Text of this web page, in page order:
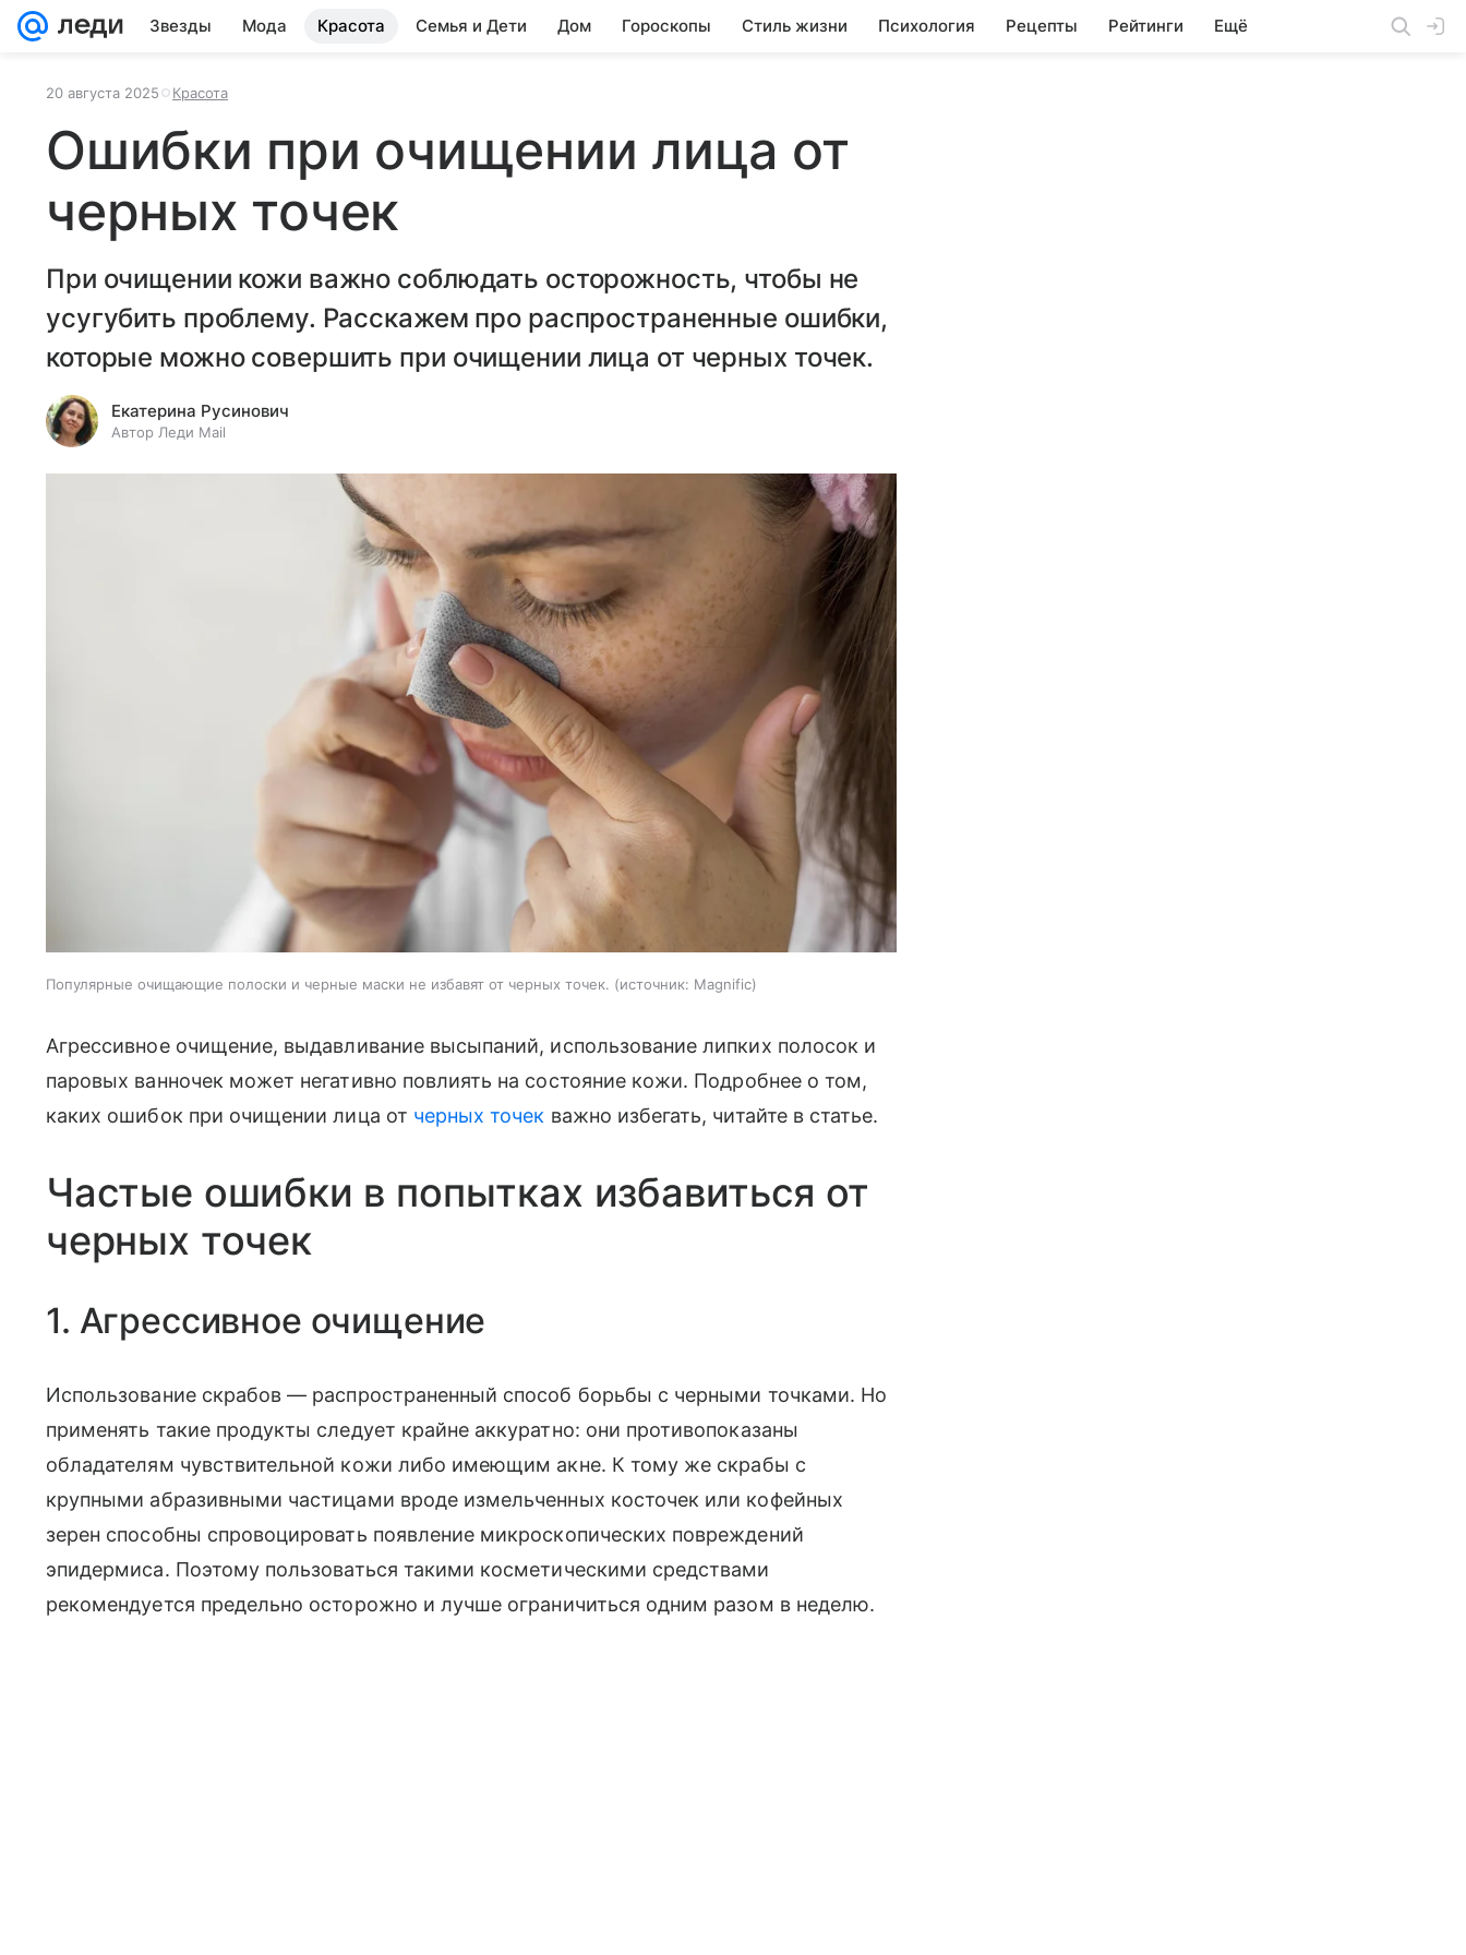
Звезды Мода Красота Семья и Дети Дом Гороскопы Стиль жизни Психология Рецепты Рейтинги Ещё
20 августа 2025 Красота
Ошибки при очищении лица от
черных точек
При очищении кожи важно соблюдать осторожность, чтобы не
усугубить проблему. Расскажем про распространенные ошибки,
которые можно совершить при очищении лица от черных точек.
Екатерина Русинович
Автор Леди Mail
Популярные очищающие полоски и черные маски не избавят от черных точек. источник: Magnific
Агрессивное очищение, выдавливание высыпаний, использование липких полосок и
паровых ванночек может негативно повлиять на состояние кожи. Подробнее о том,
каких ошибок при очищении лица от черных точек важно избегать, читайте в статье.
Частые ошибки в попытках избавиться от
черных точек
1. Агрессивное очищение
Использование скрабов — распространенный способ борьбы с черными точками. Но
применять такие продукты следует крайне аккуратно: они противопоказаны
обладателям чувствительной кожи либо имеющим акне. К тому же скрабы с
крупными абразивными частицами вроде измельченных косточек или кофейных
зерен способны спровоцировать появление микроскопических повреждений
эпидермиса. Поэтому пользоваться такими косметическими средствами
рекомендуется предельно осторожно и лучше ограничиться одним разом в неделю.